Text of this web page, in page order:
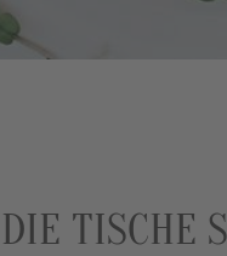
DIE TISCHE